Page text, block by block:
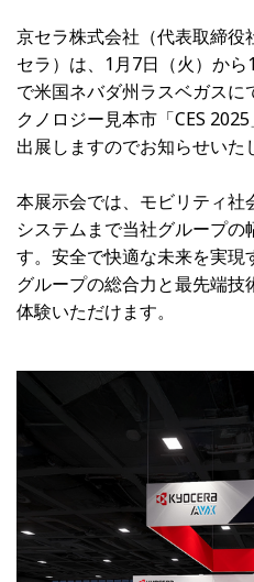
京セラ株式会社（代表取締
セラ）は、1月7日（火）か
で米国ネバダ州ラスベガス
クノロジー見本市「CES
出展しますのでお知らせいた
本展示会では、モビリティ社
システムまで当社グループの
す。安全で快適な未来を実現
グループの総合力と最先端
体験いただけます。